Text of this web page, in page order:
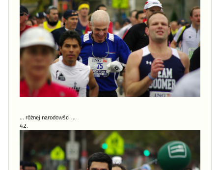
... różnej narodowści ...
42.